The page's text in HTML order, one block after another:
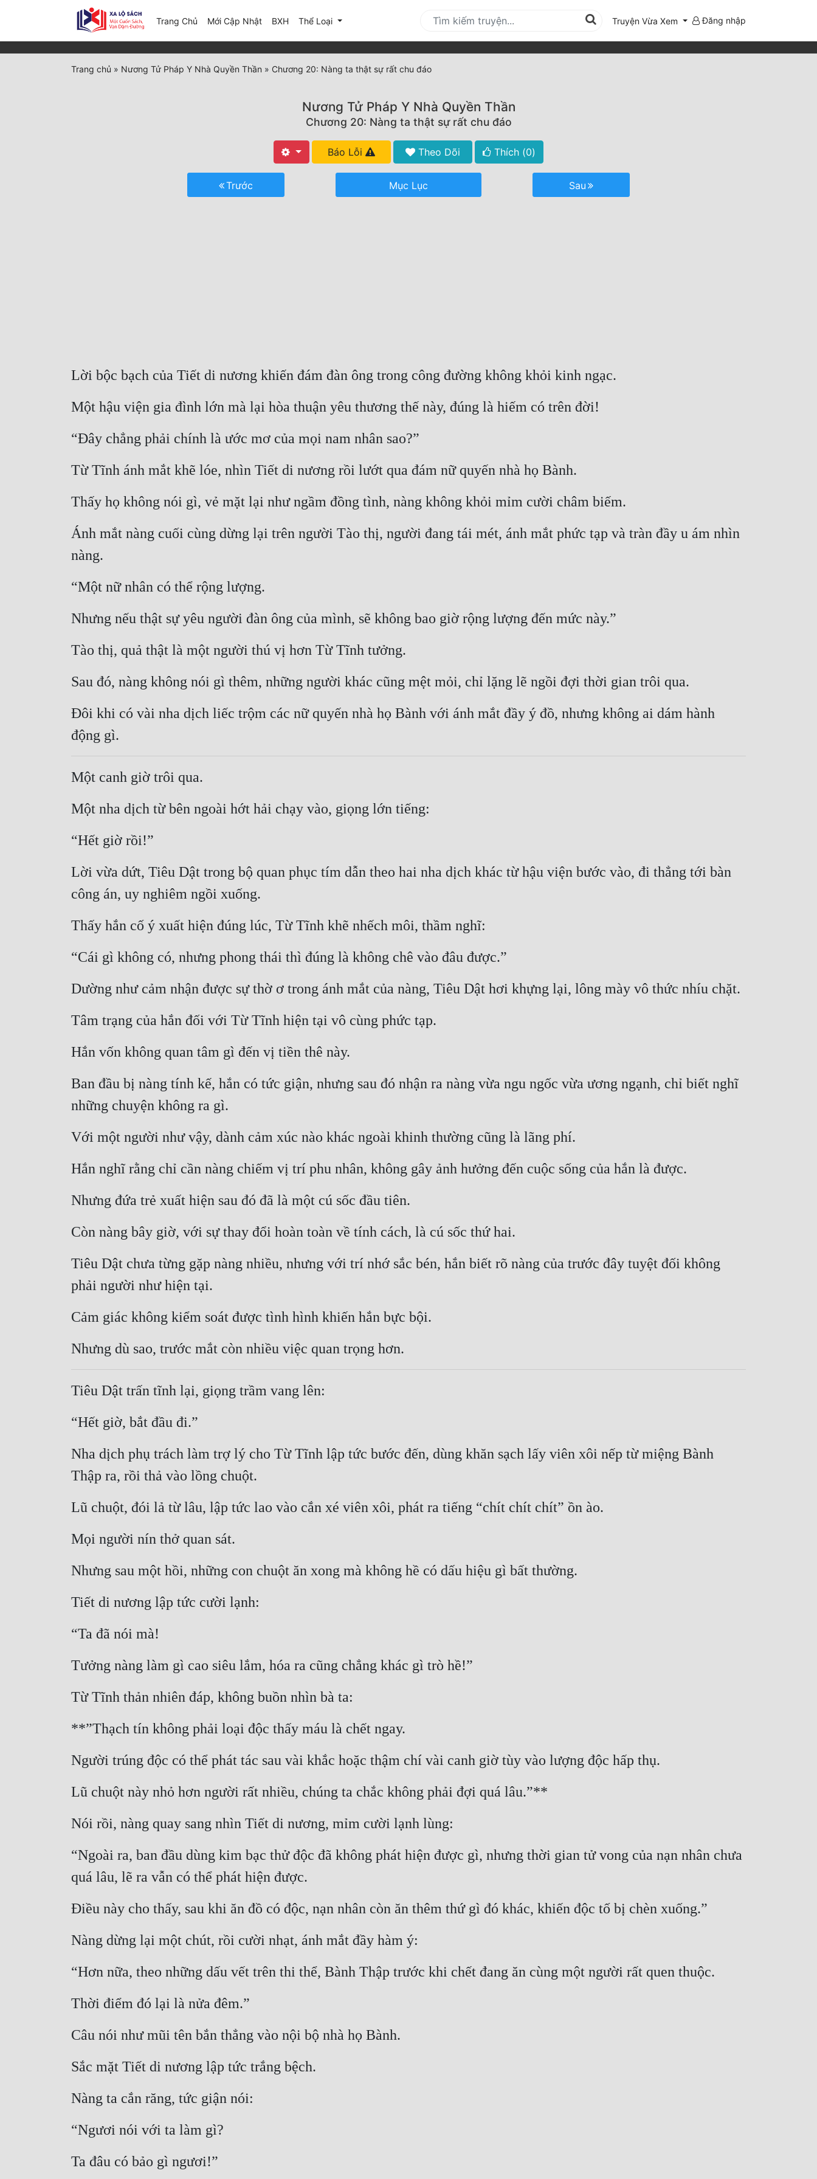
Trang Chủ Mới Cập Nhật(current)
BXH Thể Loại Truyện Vừa Xem Đăng nhập
Trang chủ » Nương Tử Pháp Y Nhà Quyền Thần » Chương 20: Nàng ta thật sự rất chu đáo
Nương Tử Pháp Y Nhà Quyền Thần
Chương 20: Nàng ta thật sự rất chu đáo
Báo Lỗi Theo Dõi Thích (0)
Trước Mục Lục Sau
Lời bộc bạch của Tiết di nương khiến đám đàn ông trong công đường không khỏi kinh ngạc.
Một hậu viện gia đình lớn mà lại hòa thuận yêu thương thế này, đúng là hiếm có trên đời!
“Đây chẳng phải chính là ước mơ của mọi nam nhân sao?”
Từ Tĩnh ánh mắt khẽ lóe, nhìn Tiết di nương rồi lướt qua đám nữ quyến nhà họ Bành.
Thấy họ không nói gì, vẻ mặt lại như ngầm đồng tình, nàng không khỏi mỉm cười châm biếm.
Ánh mắt nàng cuối cùng dừng lại trên người Tào thị, người đang tái mét, ánh mắt phức tạp và tràn đầy u ám nhìn
nàng.
“Một nữ nhân có thể rộng lượng.
Nhưng nếu thật sự yêu người đàn ông của mình, sẽ không bao giờ rộng lượng đến mức này.”
Tào thị, quả thật là một người thú vị hơn Từ Tĩnh tưởng.
Sau đó, nàng không nói gì thêm, những người khác cũng mệt mỏi, chỉ lặng lẽ ngồi đợi thời gian trôi qua.
Đôi khi có vài nha dịch liếc trộm các nữ quyến nhà họ Bành với ánh mắt đầy ý đồ, nhưng không ai dám hành
động gì.
Một canh giờ trôi qua.
Một nha dịch từ bên ngoài hớt hải chạy vào, giọng lớn tiếng:
“Hết giờ rồi!”
Lời vừa dứt, Tiêu Dật trong bộ quan phục tím dẫn theo hai nha dịch khác từ hậu viện bước vào, đi thẳng tới bàn
công án, uy nghiêm ngồi xuống.
Thấy hắn cố ý xuất hiện đúng lúc, Từ Tĩnh khẽ nhếch môi, thầm nghĩ:
“Cái gì không có, nhưng phong thái thì đúng là không chê vào đâu được.”
Dường như cảm nhận được sự thờ ơ trong ánh mắt của nàng, Tiêu Dật hơi khựng lại, lông mày vô thức nhíu chặt.
Tâm trạng của hắn đối với Từ Tĩnh hiện tại vô cùng phức tạp.
Hắn vốn không quan tâm gì đến vị tiền thê này.
Ban đầu bị nàng tính kế, hắn có tức giận, nhưng sau đó nhận ra nàng vừa ngu ngốc vừa ương ngạnh, chỉ biết nghĩ
những chuyện không ra gì.
Với một người như vậy, dành cảm xúc nào khác ngoài khinh thường cũng là lãng phí.
Hắn nghĩ rằng chỉ cần nàng chiếm vị trí phu nhân, không gây ảnh hưởng đến cuộc sống của hắn là được.
Nhưng đứa trẻ xuất hiện sau đó đã là một cú sốc đầu tiên.
Còn nàng bây giờ, với sự thay đổi hoàn toàn về tính cách, là cú sốc thứ hai.
Tiêu Dật chưa từng gặp nàng nhiều, nhưng với trí nhớ sắc bén, hắn biết rõ nàng của trước đây tuyệt đối không
phải người như hiện tại.
Cảm giác không kiểm soát được tình hình khiến hắn bực bội.
Nhưng dù sao, trước mắt còn nhiều việc quan trọng hơn.
Tiêu Dật trấn tĩnh lại, giọng trầm vang lên:
“Hết giờ, bắt đầu đi.”
Nha dịch phụ trách làm trợ lý cho Từ Tĩnh lập tức bước đến, dùng khăn sạch lấy viên xôi nếp từ miệng Bành
Thập ra, rồi thả vào lồng chuột.
Lũ chuột, đói lả từ lâu, lập tức lao vào cắn xé viên xôi, phát ra tiếng “chít chít chít” ồn ào.
Mọi người nín thở quan sát.
Nhưng sau một hồi, những con chuột ăn xong mà không hề có dấu hiệu gì bất thường.
Tiết di nương lập tức cười lạnh:
“Ta đã nói mà!
Tưởng nàng làm gì cao siêu lắm, hóa ra cũng chẳng khác gì trò hề!”
Từ Tĩnh thản nhiên đáp, không buồn nhìn bà ta:
**”Thạch tín không phải loại độc thấy máu là chết ngay.
Người trúng độc có thể phát tác sau vài khắc hoặc thậm chí vài canh giờ tùy vào lượng độc hấp thụ.
Lũ chuột này nhỏ hơn người rất nhiều, chúng ta chắc không phải đợi quá lâu.”**
Nói rồi, nàng quay sang nhìn Tiết di nương, mỉm cười lạnh lùng:
“Ngoài ra, ban đầu dùng kim bạc thử độc đã không phát hiện được gì, nhưng thời gian tử vong của nạn nhân chưa
quá lâu, lẽ ra vẫn có thể phát hiện được.
Điều này cho thấy, sau khi ăn đồ có độc, nạn nhân còn ăn thêm thứ gì đó khác, khiến độc tố bị chèn xuống.”
Nàng dừng lại một chút, rồi cười nhạt, ánh mắt đầy hàm ý:
“Hơn nữa, theo những dấu vết trên thi thể, Bành Thập trước khi chết đang ăn cùng một người rất quen thuộc.
Thời điểm đó lại là nửa đêm.”
Câu nói như mũi tên bắn thẳng vào nội bộ nhà họ Bành.
Sắc mặt Tiết di nương lập tức trắng bệch.
Nàng ta cắn răng, tức giận nói:
“Ngươi nói với ta làm gì?
Ta đâu có bảo gì ngươi!”